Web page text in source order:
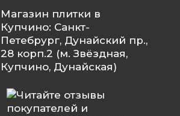
Магазин плитки в
Купчино: Санкт-
Петебрург, Дунайский пр.,
28 корп.2 (м. Звёздная,
Купчино, Дунайская)